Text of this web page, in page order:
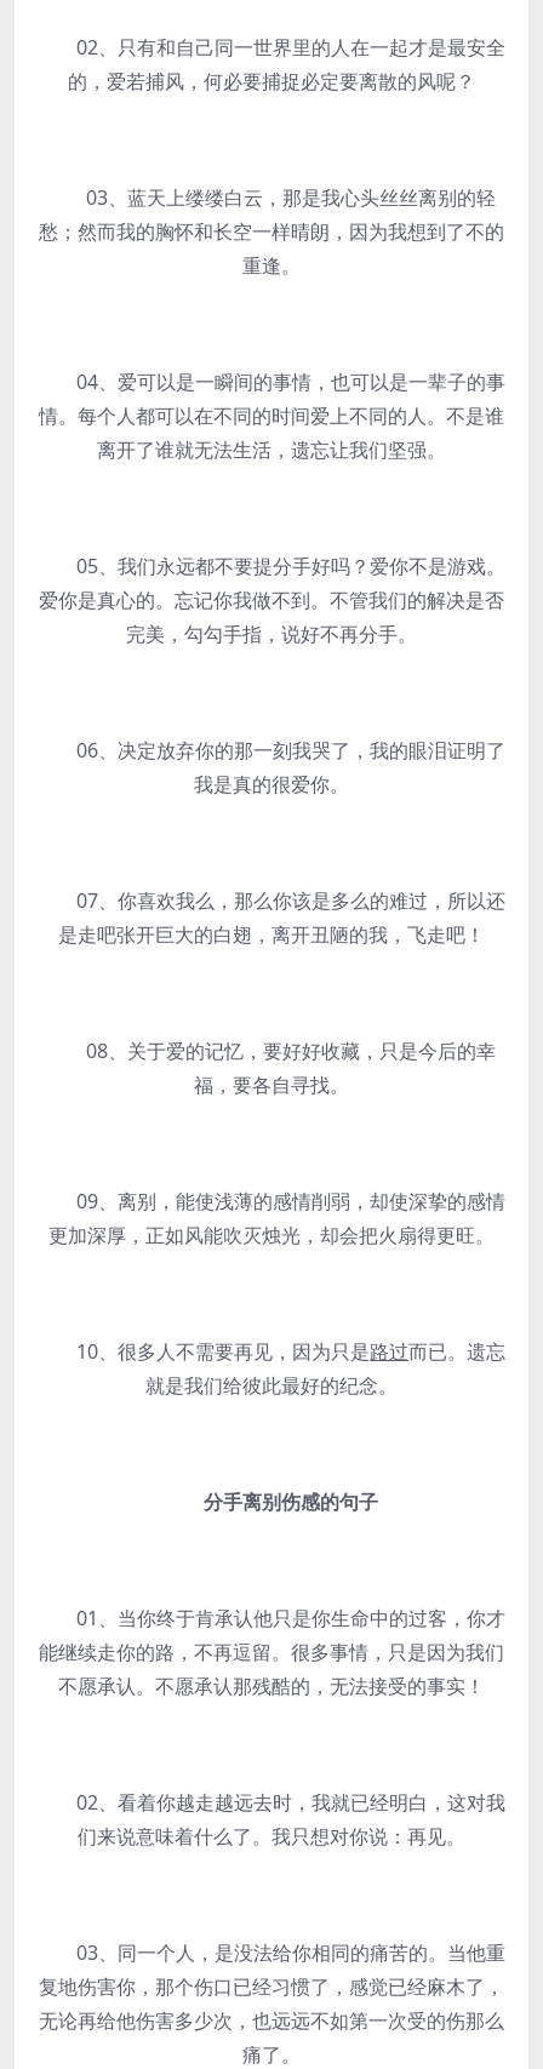
02、只有和自己同一世界里的人在一起才是最安全
的，爱若捕风，何必要捕捉必定要离散的风呢？
03、蓝天上缕缕白云，那是我心头丝丝离别的轻
愁；然而我的胸怀和长空一样晴朗，因为我想到了不的
重逢。
04、爱可以是一瞬间的事情，也可以是一辈子的事
情。每个人都可以在不同的时间爱上不同的人。不是谁
离开了谁就无法生活，遗忘让我们坚强。
05、我们永远都不要提分手好吗？爱你不是游戏。
爱你是真心的。忘记你我做不到。不管我们的解决是否
完美，勾勾手指，说好不再分手。
06、决定放弃你的那一刻我哭了，我的眼泪证明了
我是真的很爱你。
07、你喜欢我么，那么你该是多么的难过，所以还
是走吧张开巨大的白翅，离开丑陋的我，飞走吧！
08、关于爱的记忆，要好好收藏，只是今后的幸
福，要各自寻找。
09、离别，能使浅薄的感情削弱，却使深挚的感情
更加深厚，正如风能吹灭烛光，却会把火扇得更旺。
10、很多人不需要再见，因为只是路过而已。遗忘
就是我们给彼此最好的纪念。
分手离别伤感的句子
01、当你终于肯承认他只是你生命中的过客，你才
能继续走你的路，不再逗留。很多事情，只是因为我们
不愿承认。不愿承认那残酷的，无法接受的事实！
02、看着你越走越远去时，我就已经明白，这对我
们来说意味着什么了。我只想对你说：再见。
03、同一个人，是没法给你相同的痛苦的。当他重
复地伤害你，那个伤口已经习惯了，感觉已经麻木了，
无论再给他伤害多少次，也远远不如第一次受的伤那么
痛了。